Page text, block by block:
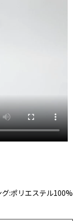
:ポリエステル100%